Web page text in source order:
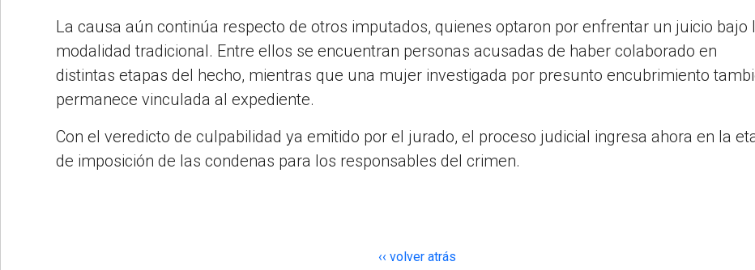
La causa aún continúa respecto de otros imputados, quienes optaron por enfrentar un juicio bajo
modalidad tradicional. Entre ellos se encuentran personas acusadas de haber colaborado en
distintas etapas del hecho, mientras que una mujer investigada por presunto encubrimiento
permanece vinculada al expediente.
Con el veredicto de culpabilidad ya emitido por el jurado, el proceso judicial ingresa ahora en la
de imposición de las condenas para los responsables del crimen.
‹‹ volver atrás